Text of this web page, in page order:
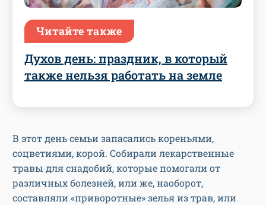
Читайте также
Духов день: праздник, в который
также нельзя работать на земле
В этот день семьи запасались кореньями,
соцветиями, корой. Собирали лекарственные
травы для снадобий, которые помогали от
различных болезней, или же, наоборот,
составляли «приворотные» зелья из трав, или